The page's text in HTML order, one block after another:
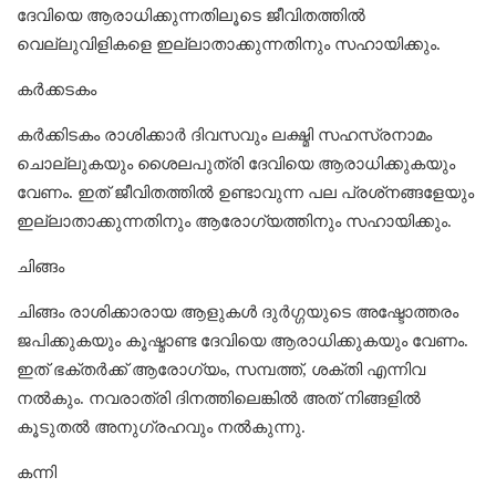
ദേവിയെ ആരാധിക്കുന്നതിലൂടെ ജീവിതത്തില്‍
വെല്ലുവിളികളെ ഇല്ലാതാക്കുന്നതിനും സഹായിക്കും.
കര്‍ക്കടകം
കര്‍ക്കിടകം രാശിക്കാര്‍ ദിവസവും ലക്ഷ്മി സഹസ്രനാമം
ചൊല്ലുകയും ശൈലപുത്രി ദേവിയെ ആരാധിക്കുകയും
വേണം. ഇത് ജീവിതത്തില്‍ ഉണ്ടാവുന്ന പല പ്രശ്‌നങ്ങളേയും
ഇല്ലാതാക്കുന്നതിനും ആരോഗ്യത്തിനും സഹായിക്കും.
ചിങ്ങം
ചിങ്ങം രാശിക്കാരായ ആളുകള്‍ ദുര്‍ഗ്ഗയുടെ അഷ്ടോത്തരം
ജപിക്കുകയും കൂഷ്മാണ്ട ദേവിയെ ആരാധിക്കുകയും വേണം.
ഇത് ഭക്തര്‍ക്ക് ആരോഗ്യം, സമ്പത്ത്, ശക്തി എന്നിവ
നല്‍കും. നവരാത്രി ദിനത്തിലെങ്കില്‍ അത് നിങ്ങളില്‍
കൂടുതല്‍ അനുഗ്രഹവും നല്‍കുന്നു.
കന്നി